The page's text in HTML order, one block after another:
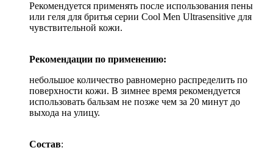
Рекомендуется применять после использования пены
или геля для бритья серии Cool Men Ultrasensitive для
чувствительной кожи.
Рекомендации по применению:
небольшое количество равномерно распределить по
поверхности кожи. В зимнее время рекомендуется
использовать бальзам не позже чем за 20 минут до
выхода на улицу.
Состав: